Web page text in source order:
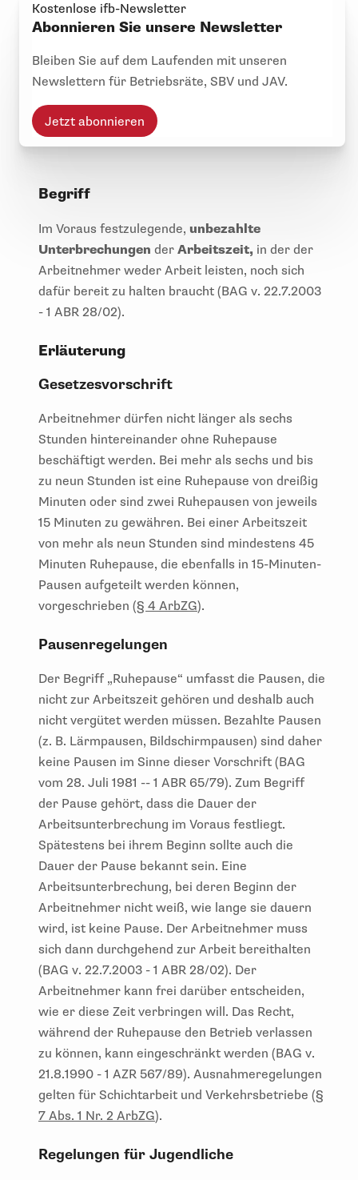
Kostenlose ifb-Newsletter
Abonnieren Sie unsere Newsletter
Bleiben Sie auf dem Laufenden mit unseren
Newslettern für Betriebsräte, SBV und JAV.
Jetzt abonnieren
Begriff
Im Voraus festzulegende, unbezahlte
Unterbrechungen der Arbeitszeit, in der der
Arbeitnehmer weder Arbeit leisten, noch sich
dafür bereit zu halten braucht (BAG v. 22.7.2003
- 1 ABR 28/02).
Erläuterung
Gesetzesvorschrift
Arbeitnehmer dürfen nicht länger als sechs
Stunden hintereinander ohne Ruhepause
beschäftigt werden. Bei mehr als sechs und bis
zu neun Stunden ist eine Ruhepause von dreißig
Minuten oder sind zwei Ruhepausen von jeweils
15 Minuten zu gewähren. Bei einer Arbeitszeit
von mehr als neun Stunden sind mindestens 45
Minuten Ruhepause, die ebenfalls in 15-Minuten-
Pausen aufgeteilt werden können,
vorgeschrieben (§ 4 ArbZG).
Pausenregelungen
Der Begriff „Ruhepause“ umfasst die Pausen, die
nicht zur Arbeitszeit gehören und deshalb auch
nicht vergütet werden müssen. Bezahlte Pausen
(z. B. Lärmpausen, Bildschirmpausen) sind daher
keine Pausen im Sinne dieser Vorschrift (BAG
vom 28. Juli 1981 -- 1 ABR 65/79). Zum Begriff
der Pause gehört, dass die Dauer der
Arbeitsunterbrechung im Voraus festliegt.
Spätestens bei ihrem Beginn sollte auch die
Dauer der Pause bekannt sein. Eine
Arbeitsunterbrechung, bei deren Beginn der
Arbeitnehmer nicht weiß, wie lange sie dauern
wird, ist keine Pause. Der Arbeitnehmer muss
sich dann durchgehend zur Arbeit bereithalten
(BAG v. 22.7.2003 - 1 ABR 28/02). Der
Arbeitnehmer kann frei darüber entscheiden,
wie er diese Zeit verbringen will. Das Recht,
während der Ruhepause den Betrieb verlassen
zu können, kann eingeschränkt werden (BAG v.
21.8.1990 - 1 AZR 567/89). Ausnahmeregelungen
gelten für Schichtarbeit und Verkehrsbetriebe (§
7 Abs. 1 Nr. 2 ArbZG).
Regelungen für Jugendliche